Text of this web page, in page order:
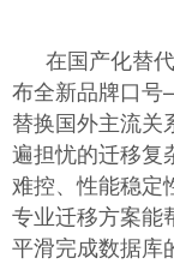
在国产化替
布全新品牌口
替换国外主流关
遍担忧的迁移复
难控、性能稳定
专业迁移方案能
平滑完成数据库